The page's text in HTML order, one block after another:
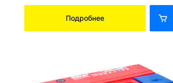
Подробнее